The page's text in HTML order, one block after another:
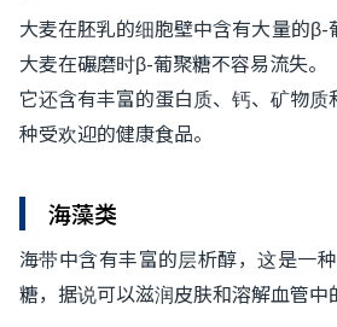
大麦在胚乳的细胞壁中含有大量的β-
大麦在碾磨时β-葡聚糖不容易流失。
它还含有丰富的蛋白质、钙、矿物
种受欢迎的健康食品。
海藻类
海带中含有丰富的层析醇，这是一
糖，据说可以滋润皮肤和溶解血管中